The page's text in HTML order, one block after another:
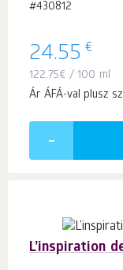
#430812
24.55 €
122.75€ / 100 ml
Ár ÁFÁ-val plusz
L’inspiration